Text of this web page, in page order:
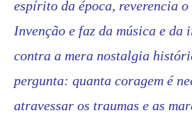
espírito da época, reverencia o
Invenção e faz da música e da
contra a mera nostalgia
pergunta: quanta coragem é
atravessar os traumas e as